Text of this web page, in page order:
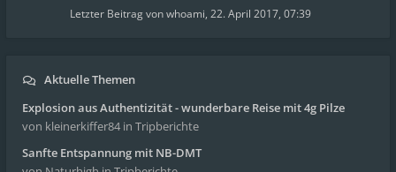
Letzter Beitrag vonwhoami, 22. April 2017, 07:39
Aktuelle Themen
Explosion aus Authentizität - wunderbare Reise mit 4g Pilze
von kleinerkiffer84 in Tripberichte
Sanfte Entspannung mit NB-DMT